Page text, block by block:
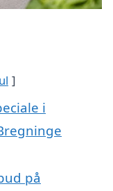
i
på